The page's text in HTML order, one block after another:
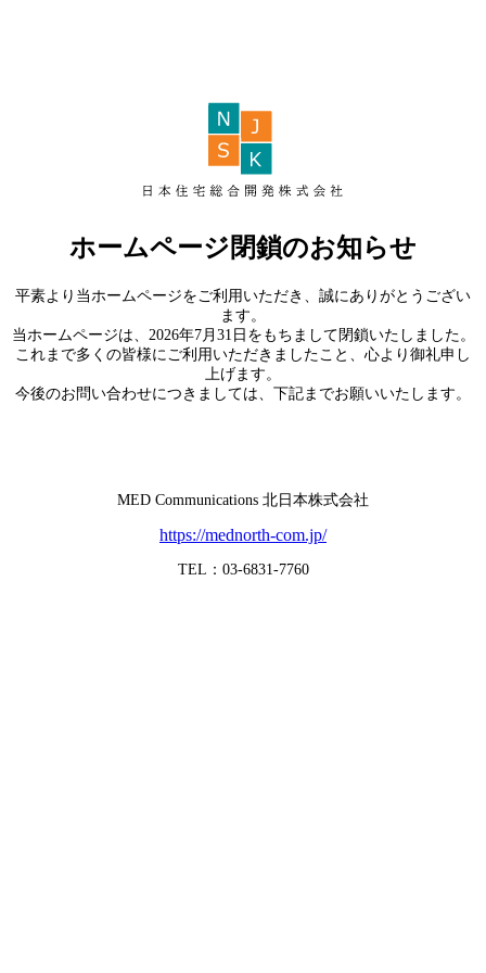
ホームページ閉鎖のお知らせ
平素より当ホームページをご利用いただき、誠にありがとうござい
ます。
当ホームページは、2026年7月31日をもちまして閉鎖いたしました。
これまで多くの皆様にご利用いただきましたこと、心より御礼申し
上げます。
今後のお問い合わせにつきましては、下記までお願いいたします。
MED Communications 北日本株式会社
https://mednorth-com.jp/
TEL：03-6831-7760